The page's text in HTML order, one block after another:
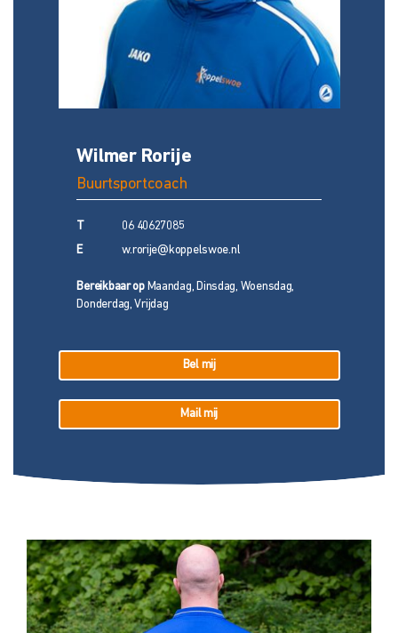
Wilmer Rorije
Buurtsportcoach
06 40627085
E w.rorije@koppelswoe.nl
Bereikbaar opMaandag, Dinsdag, Woensdag,
Donderdag, Vrijdag
Bel mij
Mail mij